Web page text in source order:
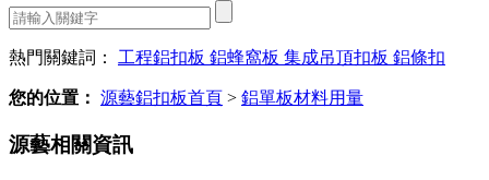
熱門關鍵詞： 工程鋁扣板 鋁蜂窩板 集成吊頂扣板 鋁條扣
您的位置： 源藝鋁扣板首頁 > 鋁單板材料用量
源藝相關資訊